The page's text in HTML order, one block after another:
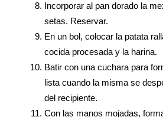
Incorporar al pan dorado la
setas. Reservar.
En un bol, colocar la patata
cocida procesada y la harina.
Batir con una cuchara para
lista cuando la misma se
del recipiente.
Con las manos mojadas,